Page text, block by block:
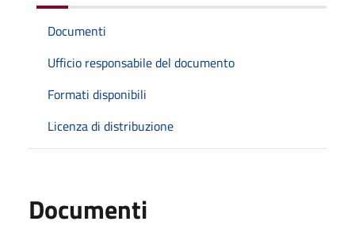
Documenti
Ufficio responsabile del documento
Formati disponibili
Licenza di distribuzione
Documenti